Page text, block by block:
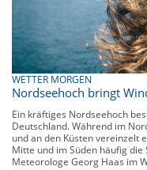
WETTER MORGEN
Nordseehoch bringt
Ein kräftiges Nordseehoch
Deutschland. Während im
und an den Küsten vereinzelt
Mitte und im Süden häufig
Meteorologe Georg Haas im